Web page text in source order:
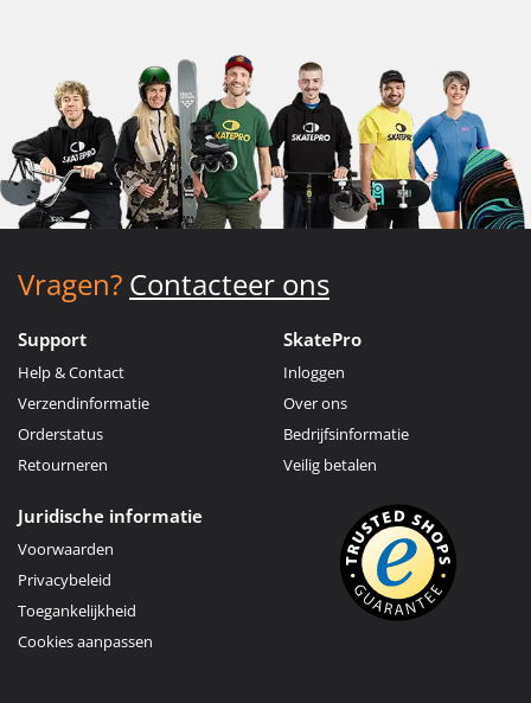
Vragen? Contacteer ons
Support
Help & Contact
Verzendinformatie
Orderstatus
Retourneren
SkatePro
Inloggen
Over ons
Bedrijfsinformatie
Veilig betalen
Juridische informatie
Voorwaarden
Privacybeleid
Toegankelijkheid
Cookies aanpassen